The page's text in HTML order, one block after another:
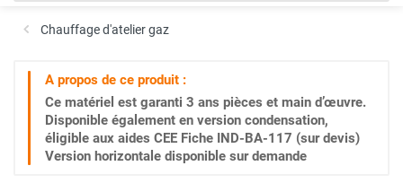
Chauffage d'atelier gaz
A propos de ce produit :
Ce matériel est garanti 3 ans pièces et main d’œuvre.
Disponible également en version condensation,
éligible aux aides CEE Fiche IND-BA-117 (sur devis)
Version horizontale disponible sur demande